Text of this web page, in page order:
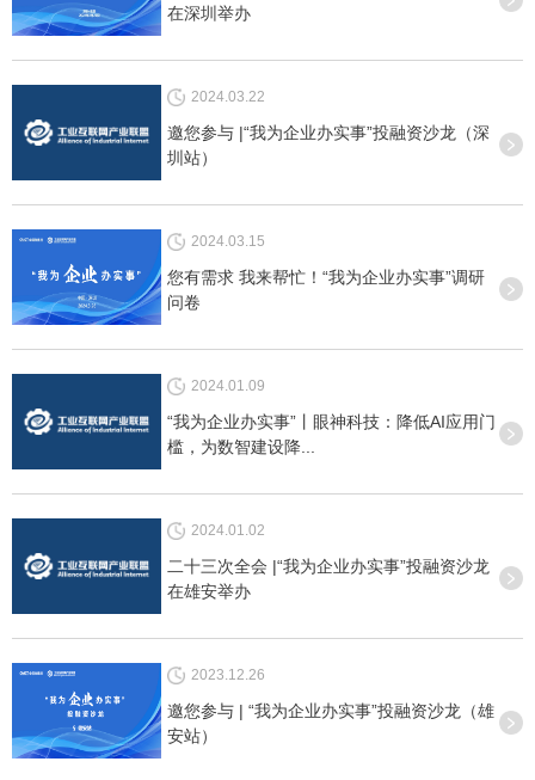
在深圳举办
2024.03.22
邀您参与 |“我为企业办实事”投融资沙龙（深
圳站）
2024.03.15
您有需求 我来帮忙！“我为企业办实事”调研
问卷
2024.01.09
“我为企业办实事”丨眼神科技：降低AI应用门
槛，为数智建设降...
2024.01.02
二十三次全会 |“我为企业办实事”投融资沙龙
在雄安举办
2023.12.26
邀您参与 | “我为企业办实事”投融资沙龙（雄
安站）